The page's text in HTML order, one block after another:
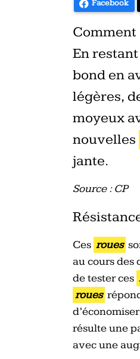
Facebook
Comment
En
bond en
légères,
moyeux
nouvelles
jante.
Source : CP
Ces roues
au cours des
de tester ces
roues
résulte une
avec une